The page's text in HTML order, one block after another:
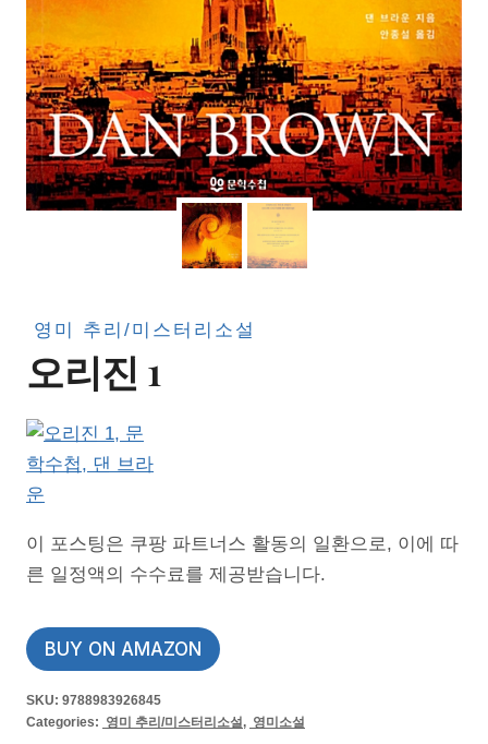
영미 추리/미스터리소설
오리진 1
이 포스팅은 쿠팡 파트너스 활동의 일환으로, 이에 따
른 일정액의 수수료를 제공받습니다.
BUY ON AMAZON
SKU: 9788983926845
Categories: 영미 추리/미스터리소설, 영미소설